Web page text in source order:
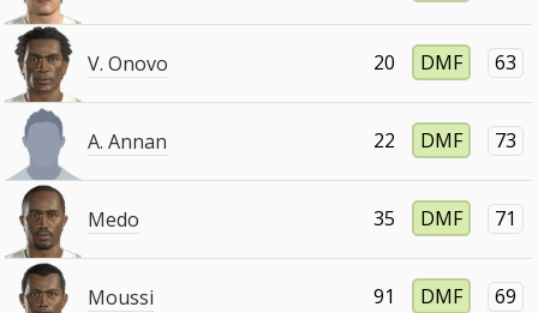
V. Onovo 20 DMF 63
A. Annan 22 DMF 73
Medo 35 DMF 71
Moussi 91 DMF 69